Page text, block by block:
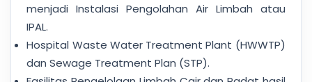
menjadi Instalasi Pengolahan Air Limbah atau
IPAL.
Hospital Waste Water Treatment Plant (HWWTP)
dan Sewage Treatment Plan (STP).